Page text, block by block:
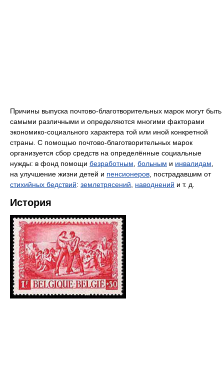
Причины выпуска почтово-благотворительных марок могут быть
самыми различными и определяются многими факторами
экономико-социального характера той или иной конкретной
страны. С помощью почтово-благотворительных марок
организуется сбор средств на определённые социальные
нужды: в фонд помощи безработным больным и инвалидам
на улучшение жизни детей и пенсионеров , пострадавшим от
стихийных бедствий: землетрясений наводнений и т. д.
История